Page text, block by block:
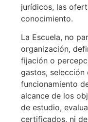
jurídicos, las
conocimiento.
La Escuela, no
organización,
fijación o
gastos, selección
funcionamiento
alcance de los
de estudio,
certificados, ni